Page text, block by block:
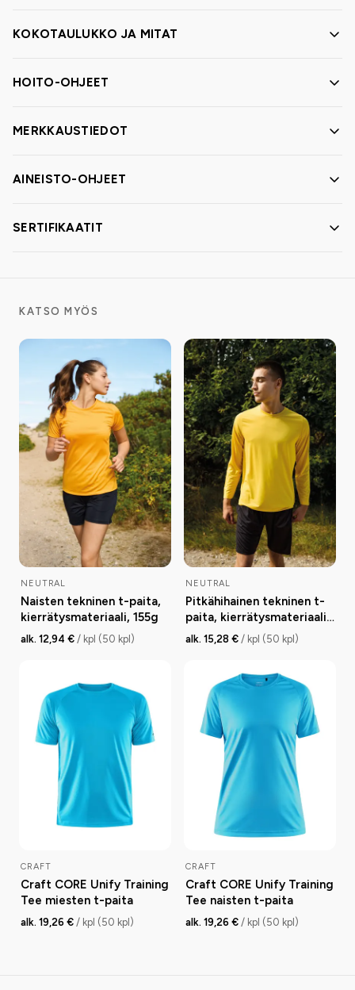
KOKOTAULUKKO JA MITAT
HOITO-OHJEET
MERKKAUSTIEDOT
AINEISTO-OHJEET
SERTIFIKAATIT
KATSO MYÖS
NEUTRAL
Naisten tekninen t-paita,
kierrätysmateriaali, 155g
alk. 12,94 € / kpl (50 kpl)
NEUTRAL
Pitkähihainen tekninen t-
paita, kierrätysmateriaali,
155g
alk. 15,28 € / kpl (50 kpl)
CRAFT
Craft CORE Unify Training
Tee miesten t-paita
alk. 19,26 € / kpl (50 kpl)
CRAFT
Craft CORE Unify Training
Tee naisten t-paita
alk. 19,26 € / kpl (50 kpl)